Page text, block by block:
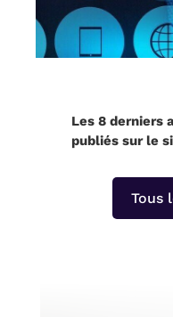
Les 8 derniers
publiés sur le
Tous